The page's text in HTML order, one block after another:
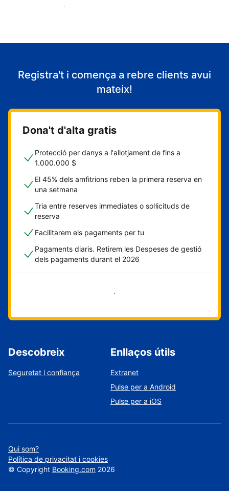
Comença a rebre clients
Registra't i comença a rebre clients avui
mateix!
Dona't d'alta gratis
Protecció per danys a l'allotjament de fins a
1.000.000 $
El 45% dels amfitrions reben la primera reserva en
una setmana
Tria entre reserves immediates o sol·licituds de
reserva
Facilitarem els pagaments per tu
Pagaments diaris. Retirem les Despeses de gestió
dels pagaments durant el 2026
Comença ara
Descobreix
Seguretat i confiança
Enllaços útils
Extranet
Pulse per a Android
Pulse per a iOS
Qui som?
Política de privacitat i cookies
© Copyright Booking.com 2026